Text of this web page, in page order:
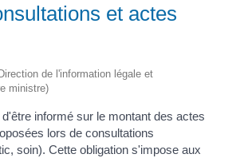
et actes
de l'information légale et
ministre)
d'être informé sur le montant des actes
lors de consultations
soin). Cette obligation s'impose aux